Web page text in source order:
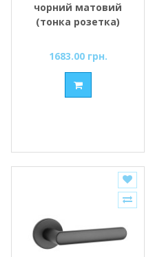
чорний матовий
(тонка розетка)
1683.00 грн.